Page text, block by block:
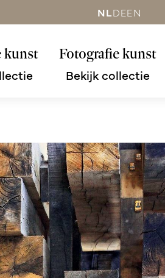
NLDEEN
kunst Fotografie kunst
Bekijk collectie